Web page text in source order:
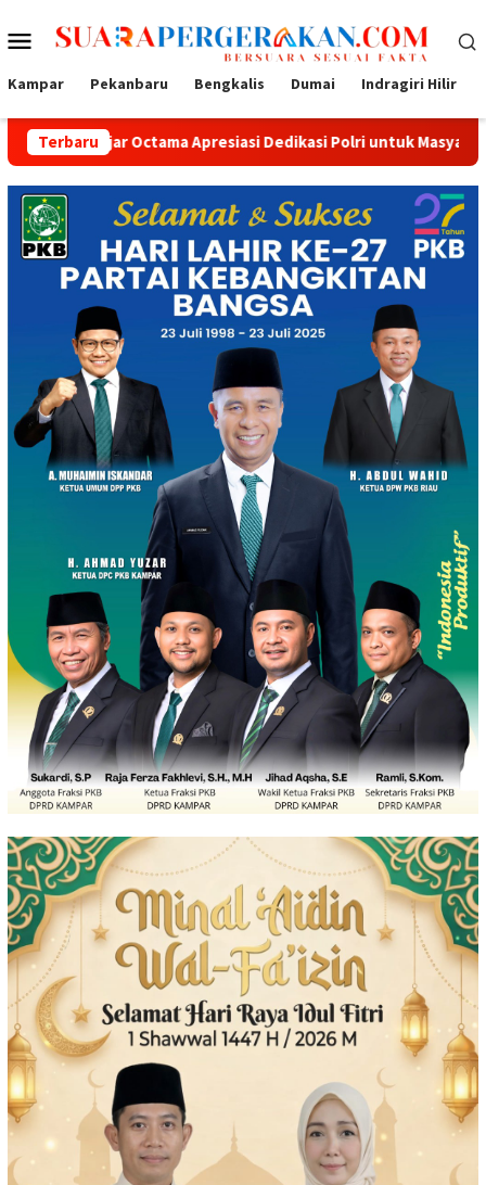
ke
Menu
Mobile
Kampar Pekanbaru Bengkalis Dumai Indragiri Hilir
TerbaruApresiasi Dedikasi Polri untuk Masyarakat Tak